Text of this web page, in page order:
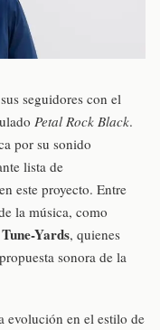
seguidores con el
Petal Rock Black.
por su sonido
lista de
este proyecto. Entre
la música, como
Tune-Yards, quienes
sonora de la
evolución en el estilo de